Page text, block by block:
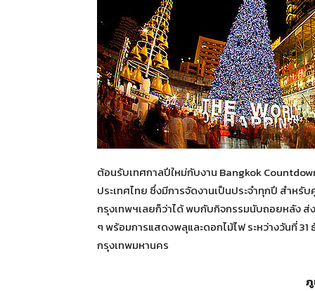
ต้อนรับเทศกาลปีใหม่กับงาน Bangkok
ประเทศไทย ซึ่งมีการจัดงานเป็นประจำทุกปี สำห
กรุงเทพฯเลยก็ว่าได้ พบกับกิจกรรมนับถอยหลัง ส่
ๆ พร้อมการแสดงพลุและดอกไม้ไฟ ระหว่างวันที่ 31
กรุงเทพมหานคร
ภู